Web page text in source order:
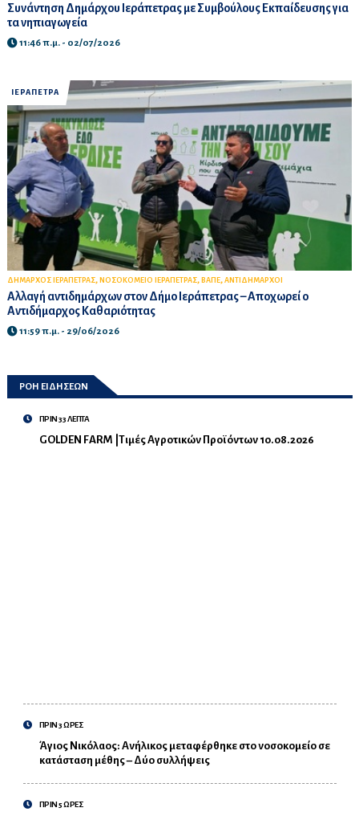
Συνάντηση Δημάρχου Ιεράπετρας με Συμβούλους Εκπαίδευσης για
τα νηπιαγωγεία
11:46 π.μ. - 02/07/2026
ΙΕΡΑΠΕΤΡΑ
ΔΗΜΑΡΧΟΣ ΙΕΡΑΠΕΤΡΑΣ, ΝΟΣΟΚΟΜΕΙΟ ΙΕΡΑΠΕΤΡΑΣ, ΒΑΠΕ, ΑΝΤΙΔΗΜΑΡΧΟΙ
Αλλαγή αντιδημάρχων στον Δήμο Ιεράπετρας – Αποχωρεί ο
Αντιδήμαρχος Καθαριότητας
11:59 π.μ. - 29/06/2026
ΡΟΗ ΕΙΔΗΣΕΩΝ
ΠΡΙΝ 33 ΛΕΠΤΑ
GOLDEN FARM |Τιμές Αγροτικών Προϊόντων 10.08.2026
ΠΡΙΝ 3 ΩΡΕΣ
Άγιος Νικόλαος: Ανήλικος μεταφέρθηκε στο νοσοκομείο σε
κατάσταση μέθης – Δύο συλλήψεις
ΠΡΙΝ 5 ΩΡΕΣ